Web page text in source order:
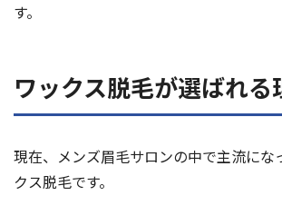
す。
ワックス脱毛が選ばれる
現在、メンズ眉毛サロンの中で主流にな
クス脱毛です。